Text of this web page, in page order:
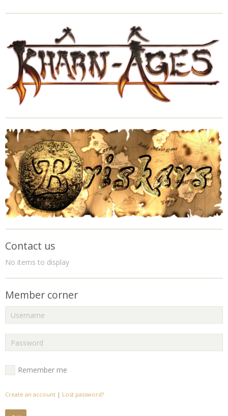
Contact us
No items to display
Member corner
Remember me
Create an account | Lost password?